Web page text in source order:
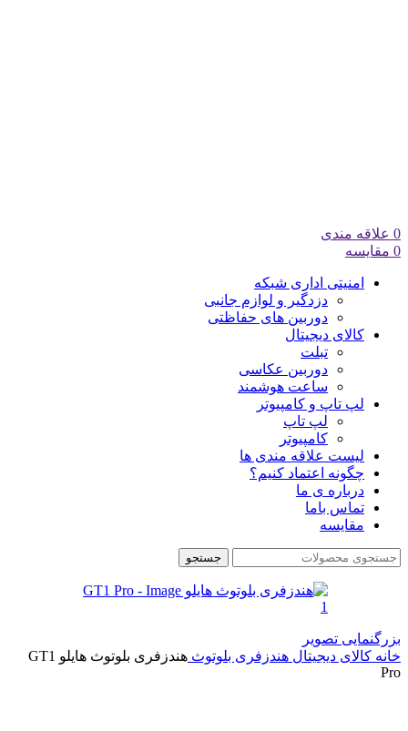
0 علاقه مندی
0 مقایسه
امنیتی اداری شبکه
دزدگیر و لوازم جانبی
دوربین های حفاظتی
کالای دیجیتال
تبلت
دوربین عکاسی
ساعت هوشمند
لپ تاپ و کامپیوتر
لپ تاپ
کامپیوتر
لیست علاقه مندی ها
چگونه اعتماد کنیم؟
درباره ی ما
تماس باما
مقایسه
جستجو
بزرگنمایی تصویر
خانه کالای دیجیتال هندزفری بلوتوث
هندزفری بلوتوث هایلو GT1
Pro